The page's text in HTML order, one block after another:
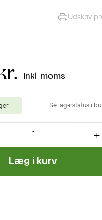
Udskriv
Inkl. moms
Se lagerstatus i
Læg i kurv